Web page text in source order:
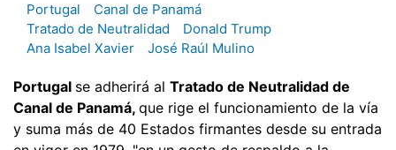
Portugal
Canal de Panamá
Tratado de Neutralidad
Donald Trump
Ana Isabel Xavier
José Raúl Mulino
Portugal se adherirá al Tratado de Neutralidad de
Canal de Panamá, que rige el funcionamiento de la vía
y suma más de 40 Estados firmantes desde su entrada